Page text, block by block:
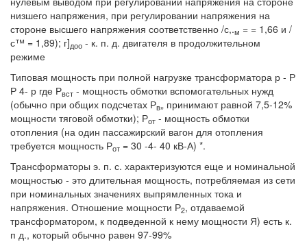
низшего напряжения, при регулировании напряжения на
стороне высшего напряжения соответственно /с,.м = = 1,66 и /
с™ = 1,89); г]доо - к. п. д. двигателя в продолжительном
режиме
Типовая мощность при полной нагрузке трансформатора р - Р
Р 4- р где Рвст - мощность обмотки вспомогательных нужд
(обычно при общих подсчетах Рв„ принимают равной 7,5-12%
мощности тяговой обмотки); Рот - мощность обмотки
отопления (на один пассажирский вагон для отопления
требуется мощность Рот = 30 -4- 40 кВ-А) *.
Трансформаторы э. п. с. характеризуются еще и номинальной
мощностью - это длительная мощность, потребляемая из сети
при номинальных значениях выпрямленных тока и
напряжения. Отношение мощности Р2, отдаваемой
трансформатором, к подведенной к нему мощности Я) есть к.
п д., который обычно равен 97-99%